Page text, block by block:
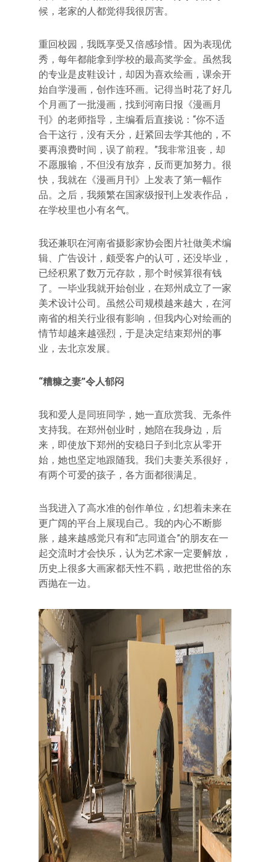
候，老家的人都觉得我很厉害。
重回校园，我既享受又倍感珍惜。因为表现优
秀，每年都能拿到学校的最高奖学金。虽然我
的专业是皮鞋设计，却因为喜欢绘画，课余开
始自学漫画，创作连环画。记得当时花了好几
个月画了一批漫画，找到河南日报《漫画月
刊》的老师指导，主编看后直接说：“你不适
合干这行，没有天分，赶紧回去学其他的，不
要再浪费时间，误了前程。”我非常沮丧，却
不愿服输，不但没有放弃，反而更加努力。很
快，我就在《漫画月刊》上发表了第一幅作
品。之后，我频繁在国家级报刊上发表作品，
在学校里也小有名气。
我还兼职在河南省摄影家协会图片社做美术编
辑、广告设计，颇受客户的认可，还没毕业，
已经积累了数万元存款，那个时候算很有钱
了。一毕业我就开始创业，在郑州成立了一家
美术设计公司。虽然公司规模越来越大，在河
南省的相关行业很有影响，但我内心对绘画的
情节却越来越强烈，于是决定结束郑州的事
业，去北京发展。
“糟糠之妻”令人郁闷
我和爱人是同班同学，她一直欣赏我、无条件
支持我。在郑州创业时，她陪在我身边，后
来，即使放下郑州的安稳日子到北京从零开
始，她也坚定地跟随我。我们夫妻关系很好，
有两个可爱的孩子，各方面都很满足。
当我进入了高水准的创作单位，幻想着未来在
更广阔的平台上展现自己。我的内心不断膨
胀，越来越感觉只有和“志同道合”的朋友在一
起交流时才会快乐，认为艺术家一定要解放，
历史上很多大画家都天性不羁，敢把世俗的东
西抛在一边。